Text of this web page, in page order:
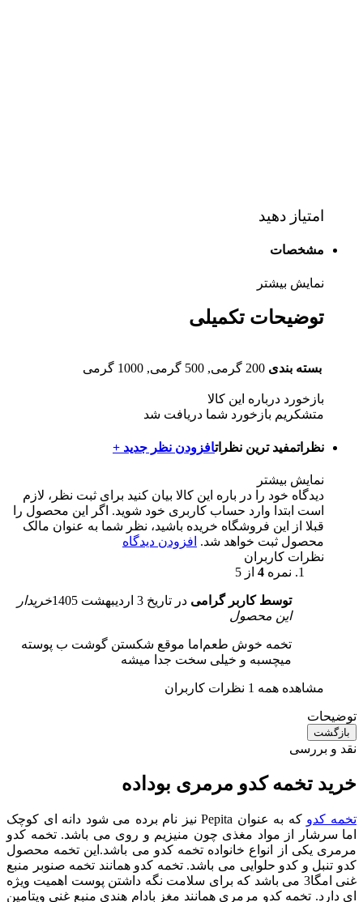
امتیاز دهید
مشخصات
نمایش بیشتر
توضیحات تکمیلی
بسته بندی 200 گرمی, 500 گرمی, 1000 گرمی
بازخورد درباره این کالا
متشکریم بازخورد شما دریافت شد
نظراتمفید ترین نظراتافزودن نظر جدید +
نمایش بیشتر
دیدگاه خود را در باره این کالا بیان کنید برای ثبت نظر، لازم
است ابتدا وارد حساب کاربری خود شوید. اگر این محصول را
قبلا از این فروشگاه خریده باشید، نظر شما به عنوان مالک
محصول ثبت خواهد شد. افزودن دیدگاه
نظرات کاربران
نمره 4 از 5
توسط کاربر گرامی در تاریخ 3 اردیبهشت 1405
خریدار
این محصول
تخمه خوش طعم‌اما موقع شکستن گوشت ب پوسته
میچسبه و خیلی سخت جدا میشه
مشاهده همه 1 نظرات کاربران
توضیحات
بازگشت
نقد و بررسی
خرید تخمه کدو مرمری بوداده
تخمه کدو
که به عنوان Pepita نیز نام برده می شود دانه ای کوچک
اما سرشار از مواد مغذی چون منیزیم و روی می باشد. تخمه کدو
مرمری یکی از انواع خانواده تخمه کدو می باشد.این تخمه محصول
کدو تنبل و کدو حلوایی می باشد. تخمه کدو همانند تخمه صنوبر منبع
غنی امگا3 می باشد که برای سلامت نگه داشتن پوست اهمیت ویژه
ای دارد. تخمه کدو مرمری همانند مغز بادام هندی منبع غنی ویتامین